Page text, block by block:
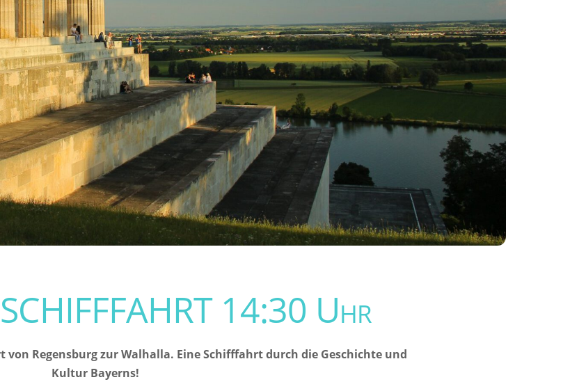
14:30 Uhr
von Regensburg zur Walhalla. Eine Schifffahrt durch die Geschichte und
Kultur Bayerns!